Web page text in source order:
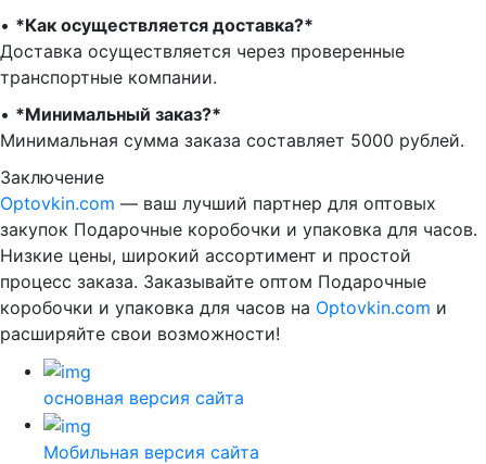
•⁠ ⁠ *Как осуществляется доставка?*
Доставка осуществляется через проверенные
транспортные компании.
•⁠ ⁠ *Минимальный заказ?*
Минимальная сумма заказа составляет 5000 рублей.
Заключение
Optovkin.com — ваш лучший партнер для оптовых
закупок Подарочные коробочки и упаковка для часов.
Низкие цены, широкий ассортимент и простой
процесс заказа. Заказывайте оптом Подарочные
коробочки и упаковка для часов на Optovkin.com и
расширяйте свои возможности!
основная версия сайта
Мобильная версия сайта